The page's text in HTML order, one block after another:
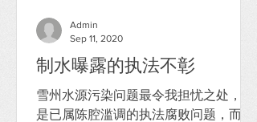
制水曝露的执法不彰
雪州水源污染问题最令我担忧之处，不
是已属陈腔滥调的执法腐败问题，而是
Admin
Sep 11, 2020